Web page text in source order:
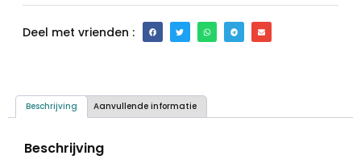
Deel met vrienden :
Beschrijving Aanvullende informatie
Beschrijving